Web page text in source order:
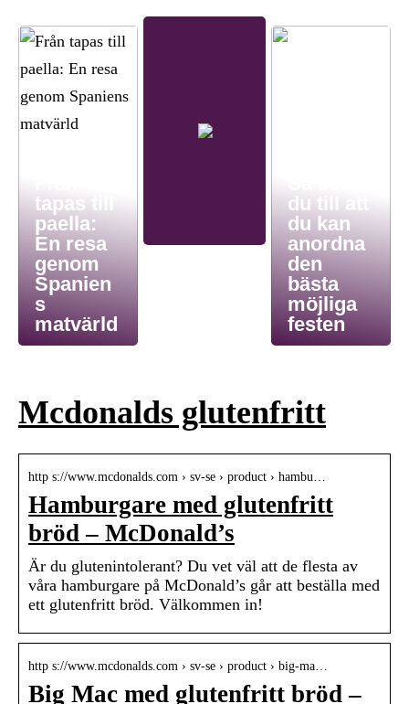
tapas till
paella:
En resa
genom
Spanien
s
matvärld
du till att
du kan
anordna
den
bästa
möjliga
festen
Mcdonalds glutenfritt
http s://www.mcdonalds.com › sv-se › product › hambu…
Hamburgare med glutenfritt
bröd – McDonald’s
Är du glutenintolerant? Du vet väl att de flesta av
våra hamburgare på McDonald’s går att beställa med
ett glutenfritt bröd. Välkommen in!
http s://www.mcdonalds.com › sv-se › product › big-ma…
Big Mac med glutenfritt bröd –